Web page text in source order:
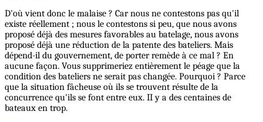
D'où vient donc le malaise ? Car nous ne contestons pas qu'il
existe réellement ; nous le contestons si peu, que nous avons
proposé déjà des mesures favorables au batelage, nous avons
proposé déjà une réduction de la patente des bateliers. Mais
dépend-il du gouvernement, de porter remède à ce mal ? En
aucune façon. Vous supprimeriez entièrement le péage que la
condition des bateliers ne serait pas changée. Pourquoi ? Parce
que la situation fâcheuse où ils se trouvent résulte de la
concurrence qu'ils se font entre eux. II y a des centaines de
bateaux en trop.